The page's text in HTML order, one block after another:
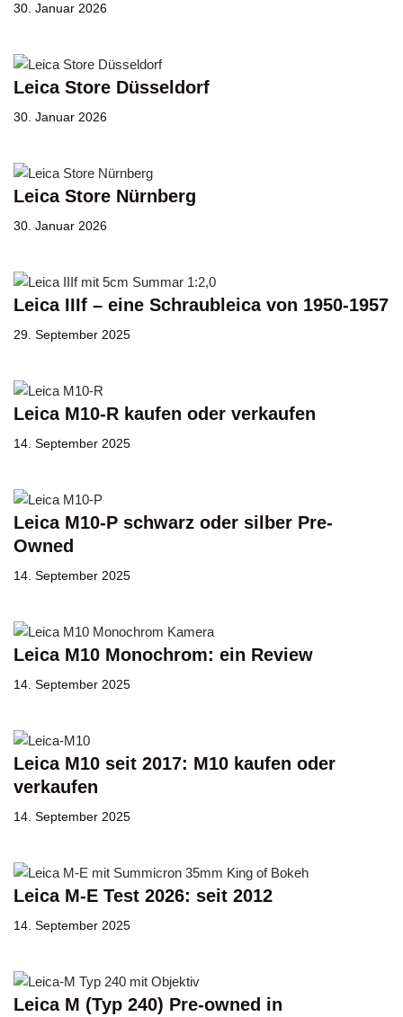
30. Januar 2026
Leica Store Düsseldorf
30. Januar 2026
Leica Store Nürnberg
30. Januar 2026
Leica IIIf – eine Schraubleica von 1950-1957
29. September 2025
Leica M10-R kaufen oder verkaufen
14. September 2025
Leica M10-P schwarz oder silber Pre-
Owned
14. September 2025
Leica M10 Monochrom: ein Review
14. September 2025
Leica M10 seit 2017: M10 kaufen oder
verkaufen
14. September 2025
Leica M-E Test 2026: seit 2012
14. September 2025
Leica M (Typ 240) Pre-owned in